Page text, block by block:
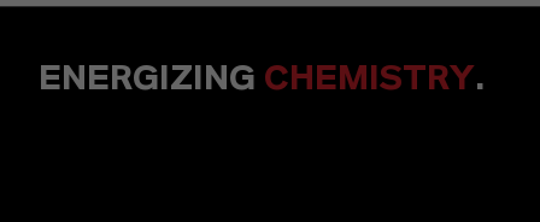
ENERGIZING CHEMISTRY.